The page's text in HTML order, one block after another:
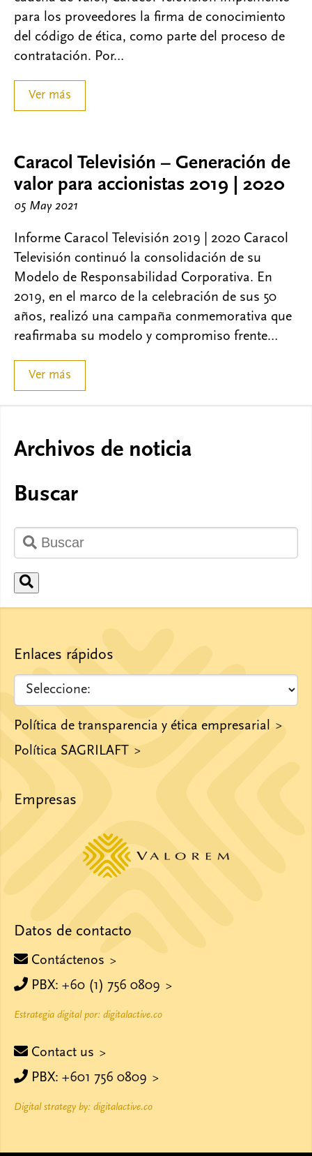
para los proveedores la firma de conocimiento
del código de ética, como parte del proceso de
contratación. Por…
Ver más
Caracol Televisión – Generación de
valor para accionistas 2019 | 2020
05 May 2021
Informe Caracol Televisión 2019 | 2020 Caracol
Televisión continuó la consolidación de su
Modelo de Responsabilidad Corporativa. En
2019, en el marco de la celebración de sus 50
años, realizó una campaña conmemorativa que
reafirmaba su modelo y compromiso frente…
Ver más
Archivos de noticia
Buscar
Enlaces rápidos
Política de transparencia y ética empresarial
Política SAGRILAFT
Empresas
Datos de contacto
Contáctenos
PBX: +60 (1) 756 0809
Estrategia digital por: digitalactive.co
Contact us
PBX: +601 756 0809
Digital strategy by: digitalactive.co